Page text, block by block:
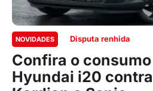
NOVIDADES Disputa renhida
Confira o
Hyundai i20